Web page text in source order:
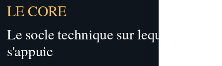
LE CORE
Le socle technique sur lequel tout
s'appuie